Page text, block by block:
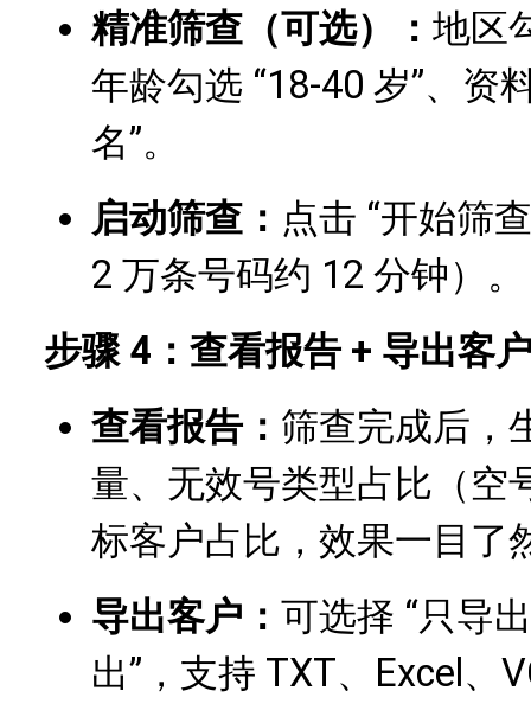
精准筛查（可选）： 地区
年龄勾选 “18-40 岁”、资
名”。
启动筛查： 点击 “开始筛
2 万条号码约 12 分钟）。
步骤 4：查看报告 + 导出客
查看报告： 筛查完成后，
量、无效号类型占比（空
标客户占比，效果一目了
导出客户： 可选择 “只导
出”，支持 TXT、Excel、